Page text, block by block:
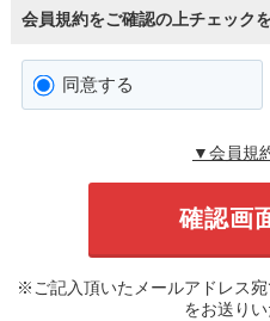
会員規約をご確認の上チェック
同意する
▼会員規
※ご記入頂いたメールアドレス
をお送りい